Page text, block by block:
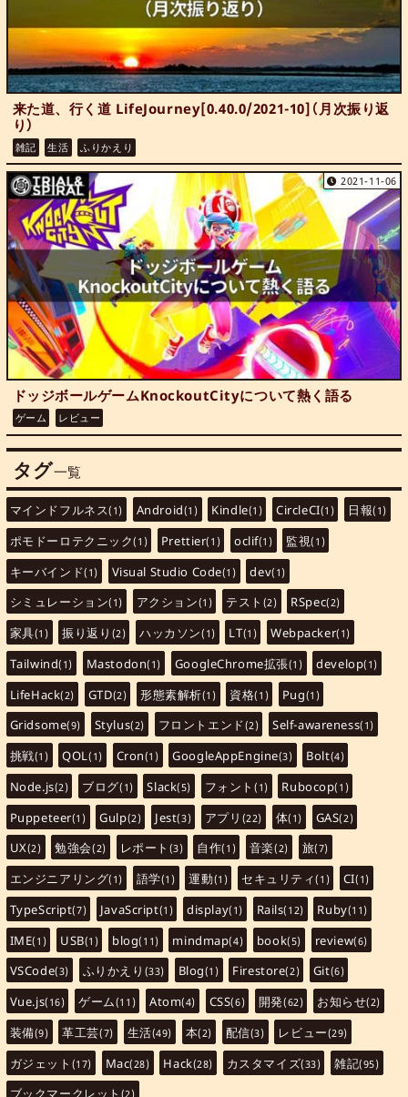
来た道、行く道 LifeJourney[0.40.0/2021-10]（月次振り返
り）
雑記 生活 ふりかえり
2021-11-06
ドッジボールゲームKnockoutCityについて熱く語る
ゲーム レビュー
タグ一覧
マインドフルネス(1) Android(1) Kindle(1) CircleCI(1) 日報(1)
ポモドーロテクニック(1) Prettier(1) oclif(1) 監視(1)
キーバインド(1) Visual Studio Code(1) dev(1)
シミュレーション(1) アクション(1) テスト (2) RSpec(2)
家具(1) 振り返り (2) ハッカソン(1) LT(1) Webpacker(1)
Tailwind(1) Mastodon(1) GoogleChrome拡張(1) develop(1)
LifeHack(2) GTD(2) 形態素解析(1) 資格(1) Pug(1)
Gridsome(9) Stylus(2) フロントエンド(2) Self-awareness(1)
挑戦(1) QOL(1) Cron(1) GoogleAppEngine(3) Bolt(4)
Node.js(2) ブログ(1) Slack(5) フォント(1) Rubocop(1)
Puppeteer(1) Gulp(2) Jest(3) アプリ (22) 体(1) GAS(2)
UX(2) 勉強会(2) レポート (3) 自作(1) 音楽(2) 旅(7)
エンジニアリング(1) 語学(1) 運動(1) セキュリティ(1) CI(1)
TypeScript(7) JavaScript(1) display(1) Rails(12) Ruby(11)
IME(1) USB(1) blog(11) mindmap(4) book(5) review(6)
VSCode(3) ふりかえり (33) Blog(1) Firestore(2) Git(6)
Vue.js(16) ゲーム(11) Atom(4) CSS(6) 開発(62) お知らせ(2)
装備(9) 革工芸(7) 生活(49) 本(2) 配信(3) レビュー(29)
ガジェット (17) Mac(28) Hack(28) カスタマイズ(33) 雑記(95)